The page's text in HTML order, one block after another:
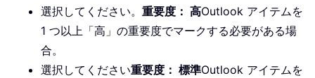
選択してください。 重要度： 高Outlook アイテムを
1 つ以上「高」の重要度でマークする必要がある場
合。
選択してください重要度： 標準Outlook アイテムを